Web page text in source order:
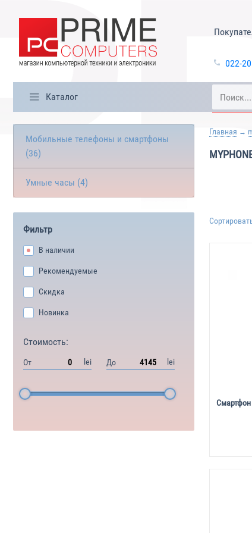
022-
Каталог
Мобильные телефоны и смартфоны
(36)
Умные часы (4)
Фильтр
В наличии
Рекомендуемые
Скидка
Новинка
Стоимость:
От lei До lei
Главная
Смартфон